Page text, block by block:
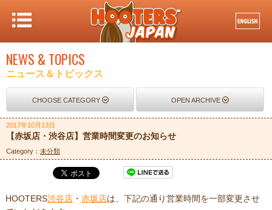
NEWS & TOPICS
ニュース＆トピックス
CHOOSE CATEGORY OPEN ARCHIVE
2017年10月13日
【赤坂店・渋谷店】営業時間変更のお知らせ
Category： 未分類
HOOTERS渋谷店・ 赤坂店は、下記の通り営業時間を一部変更させ